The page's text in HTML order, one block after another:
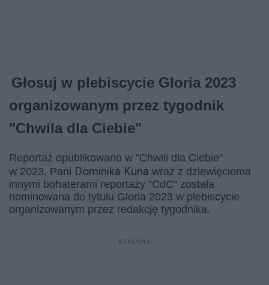
Głosuj w plebiscycie Gloria 2023
organizowanym przez tygodnik
"Chwila dla Ciebie"
Reportaż opublikowano w "Chwili dla Ciebie"
w 2023. Pani Dominika Kuna wraz z dziewięcioma
innymi bohaterami reportaży "CdC" została
nominowana do tytułu Gloria 2023 w plebiscycie
organizowanym przez redakcję tygodnika.